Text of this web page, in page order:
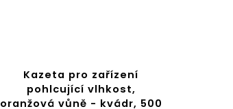
Kazeta pro zařízení
pohlcující vlhkost,
oranžová vůně - kvádr, 500